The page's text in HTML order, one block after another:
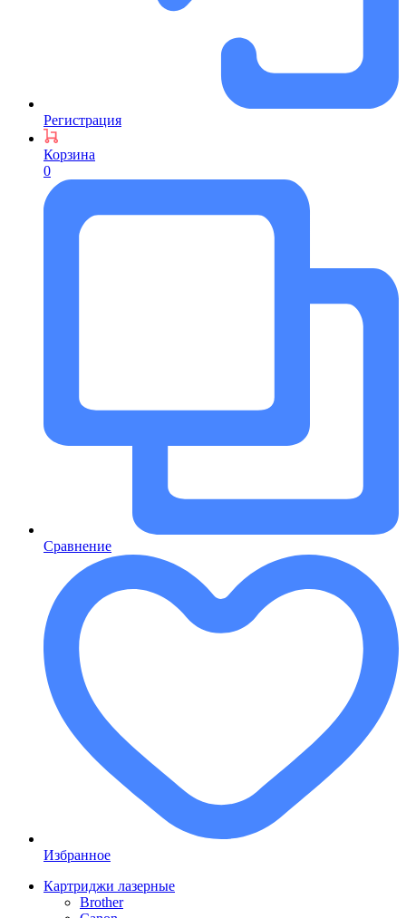
Регистрация
Корзина
0
Сравнение
Избранное
Картриджи лазерные
Brother